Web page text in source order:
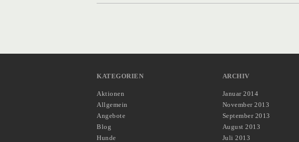
KATEGORIEN
Aktionen
Allgemein
Angebote
Blog
Hunde
ARCHIV
Januar 2014
November 2013
September 2013
August 2013
Juli 2013